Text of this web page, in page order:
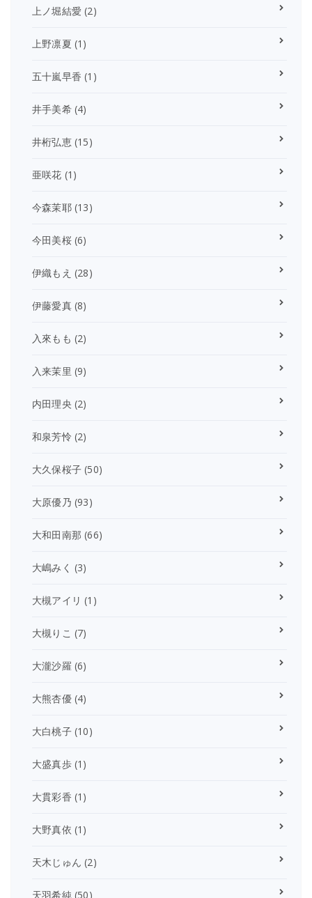
上ノ堀結愛 (2)
上野凛夏 (1)
五十嵐早香 (1)
井手美希(4)
井桁弘恵(15)
亜咲花 (1)
今森茉耶(13)
今田美桜(6)
伊織もえ (28)
伊藤愛真(8)
入來もも (2)
入来茉里 (9)
内田理央 (2)
和泉芳怜 (2)
大久保桜子 (50)
大原優乃 (93)
大和田南那 (66)
大嶋みく (3)
大槻アイリ (1)
大槻りこ (7)
大瀧沙羅 (6)
大熊杏優(4)
大白桃子(10)
大盛真歩(1)
大貫彩香 (1)
大野真依 (1)
天木じゅん (2)
天羽希純(50)